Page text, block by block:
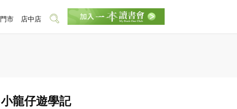
小龍仔遊學記
門市 店中店